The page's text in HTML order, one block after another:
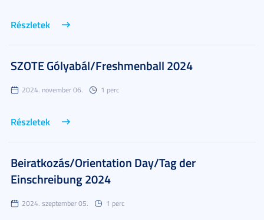
Részletek
SZOTE Gólyabál/Freshmenball 2024
2024. november 06. 1 perc
Részletek
Beiratkozás/Orientation Day/Tag der
Einschreibung 2024
2024. szeptember 05. 1 perc